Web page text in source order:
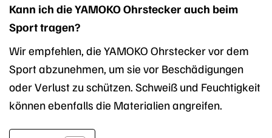
Kann ich die YAMOKO Ohrstecker auch beim
Sport tragen?
Wir empfehlen, die YAMOKO Ohrstecker vor dem
Sport abzunehmen, um sie vor Beschädigungen
oder Verlust zu schützen. Schweiß und Feuchtigkeit
können ebenfalls die Materialien angreifen.